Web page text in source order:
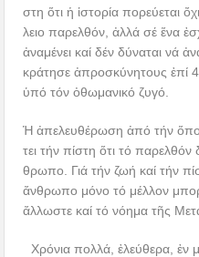
στη ὅ­τι ἡ ἱ­στο­ρί­α πο­ρεύ­ε­ται
λει­ο πα­ρελ­θόν, ἀλ­λά σέ ἕ­να
ἀνα­μέ­νει καί δέν δύ­να­ται νά
κρά­τη­σε ἀ­προ­σκύ­νη­τους ἐπί
ὑπό τόν ὀθωμανικό ζυγό.
Ἡ ἀ­πε­λευ­θέ­ρω­ση ἀ­πό τήν
τει τήν πί­στη ὅ­τι τό
θρω­πο. Γιά τήν ζωή καί τήν
ἄνθρωπο μόνο τό μέλλον
ἄλ­λω­στε καί τό νό­η­μα τῆς
Χρόνια πολλά, ἐλεύθερα, ἐν